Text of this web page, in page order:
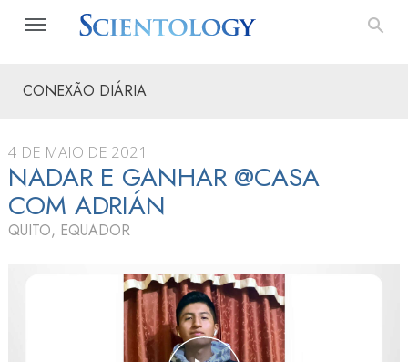
CONEXÃO DIÁRIA
4 DE MAIO DE 2021
NADAR E GANHAR @CASA
COM ADRIÁN
QUITO, EQUADOR